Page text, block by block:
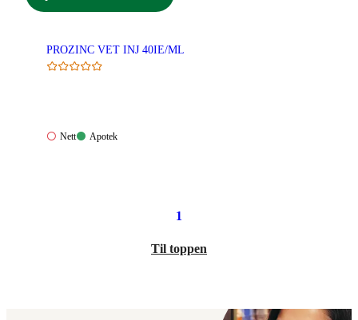
PROZINC VET INJ 40IE/ML
Nett:
Nett
Apotek:
Apotek
1
Til toppen